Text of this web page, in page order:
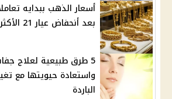
أسعار الذهب ببدايه
بعد أنحفاض عيار 21 الأكثر تداولا 100 جنيها
5 طرق طبيعية لعلاج
واستعادة حيويتها مع
الباردة